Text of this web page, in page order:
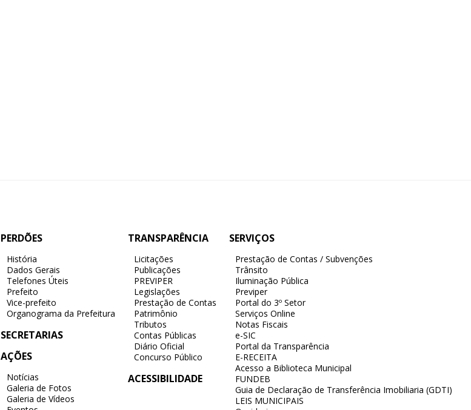
PERDÕES
História
Dados Gerais
Telefones Úteis
Prefeito
Vice-prefeito
Organograma da Prefeitura
SECRETARIAS
AÇÕES
Notícias
Galeria de Fotos
Galeria de Vídeos
TRANSPARÊNCIA
Licitações
Publicações
PREVIPER
Legislações
Prestação de Contas
Patrimônio
Tributos
Contas Públicas
Diário Oficial
Concurso Público
ACESSIBILIDADE
SERVIÇOS
Prestação de Contas / Subvenções
Trânsito
Iluminação Pública
Previper
Portal do 3º Setor
Serviços Online
Notas Fiscais
e-SIC
Portal da Transparência
E-RECEITA
Acesso a Biblioteca Municipal
FUNDEB
Guia de Declaração de Transferência Imobiliaria (GDTI)
LEIS MUNICIPAIS